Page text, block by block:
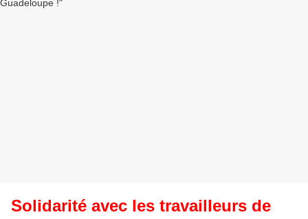
Solidarité avec les travailleurs de